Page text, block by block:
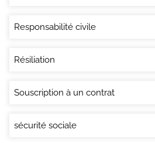
Responsabilité civile
Résiliation
Souscription à un contrat
sécurité sociale